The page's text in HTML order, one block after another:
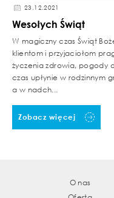
23.12.2021
Wesołych Świąt
W magiczny czas Świąt
klientom i przyjaciołom
życzenia zdrowia, pogody
czas upłynie w rodzinnym
a w nadch...
Zobacz więcej
O nas